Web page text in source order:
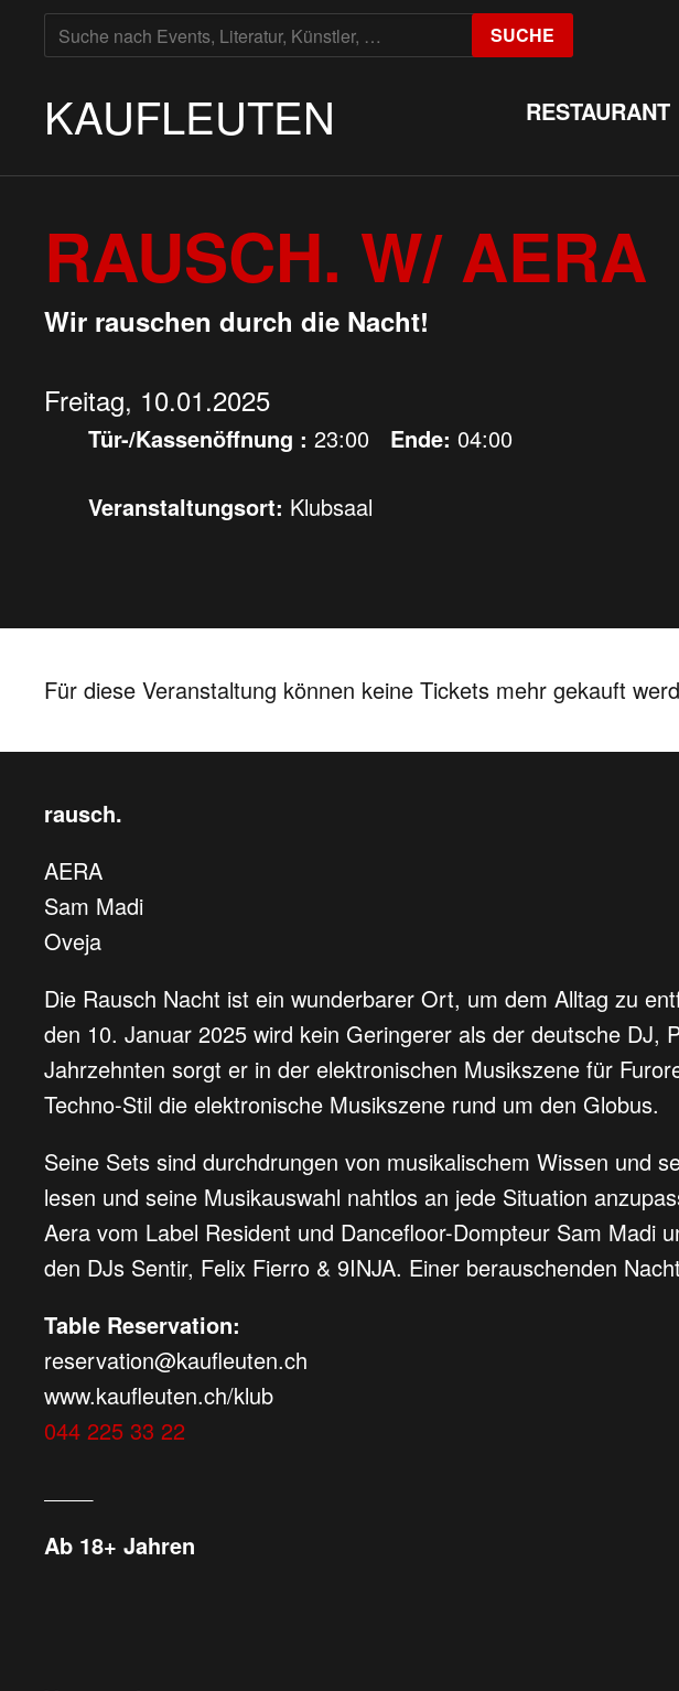
SUCHE
NACH:
SUCHE
KAUFLEUTEN RESTAURANT
RAUSCH. W/ AERA
Wir rauschen durch die Nacht!
Freitag, 10.01.2025
Tür-/Kassenöffnung : 23:00 Ende: 04:00
Veranstaltungsort: Klubsaal
Für diese Veranstaltung können keine Tickets mehr gekauft
rausch.
AERA
Sam Madi
Oveja
Die Rausch Nacht ist ein wunderbarer Ort, um dem Alltag zu
den 10. Januar 2025 wird kein Geringerer als der deutsche
Jahrzehnten sorgt er in der elektronischen Musikszene für
Techno-Stil die elektronische Musikszene rund um den Globus.
Seine Sets sind durchdrungen von musikalischem Wissen und
lesen und seine Musikauswahl nahtlos an jede Situation
Aera vom Label Resident und Dancefloor-Dompteur Sam Madi
den DJs Sentir, Felix Fierro & 9INJA. Einer berauschenden
Table Reservation:
reservation@kaufleuten.ch
www.kaufleuten.ch/klub
044 225 33 22
Ab 18+ Jahren